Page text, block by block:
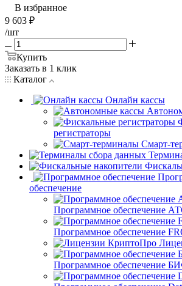
В избранное
9 603 ₽
/шт
Купить
Заказать в 1 клик
Каталог
Онлайн кассы
регистраторы
Смарт-
обеспечение
Программное обеспечение
Программное обеспечение
Программное обеспечение